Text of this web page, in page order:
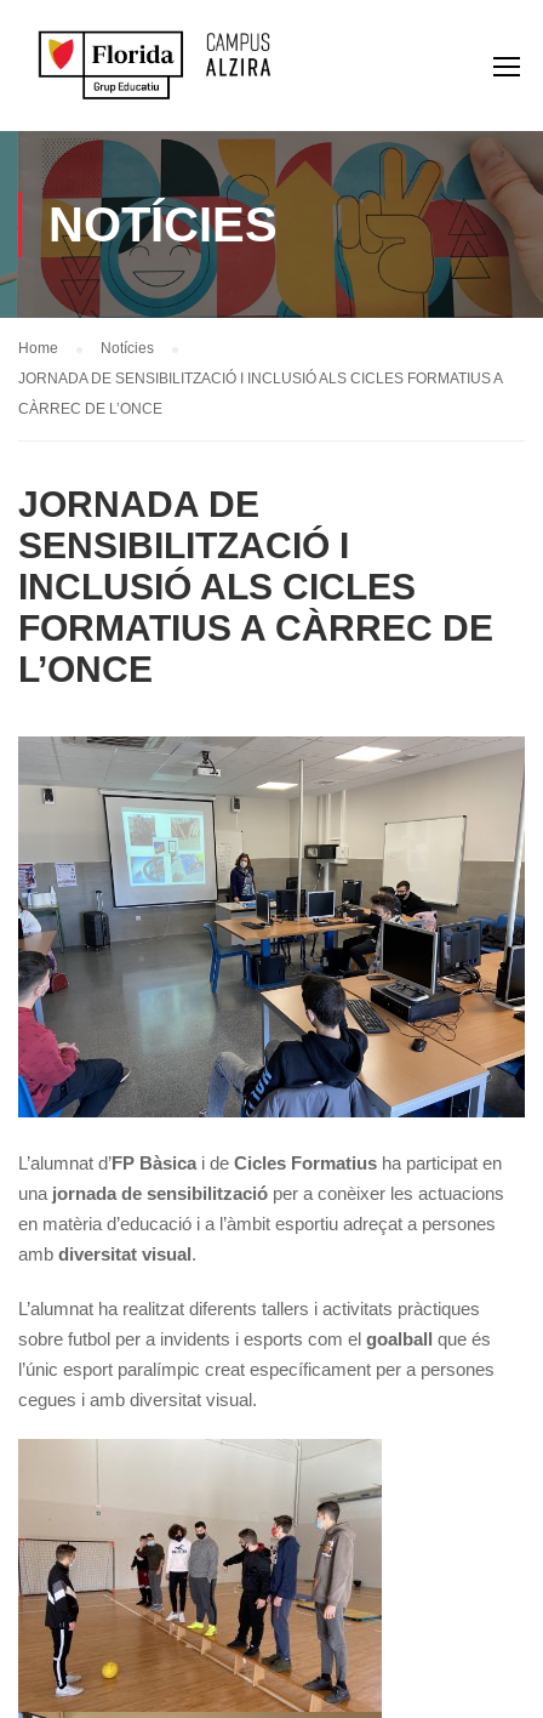
NOTÍCIES
Home
Notícies
JORNADA DE SENSIBILITZACIÓ I INCLUSIÓ ALS CICLES FORMATIUS A
CÀRREC DE L’ONCE
JORNADA DE
SENSIBILITZACIÓ I
INCLUSIÓ ALS CICLES
FORMATIUS A CÀRREC DE
L’ONCE
L’alumnat d’FP Bàsica i de Cicles Formatius ha participat en
una jornada de sensibilització per a conèixer les actuacions
en matèria d’educació i a l’àmbit esportiu adreçat a persones
amb diversitat visual.
L’alumnat ha realitzat diferents tallers i activitats pràctiques
sobre futbol per a invidents i esports com el goalball que és
l’únic esport paralímpic creat específicament per a persones
cegues i amb diversitat visual.